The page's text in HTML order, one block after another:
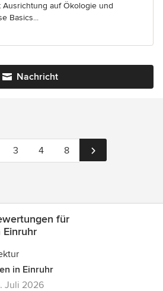
Ausrichtung auf Ökologie und
Basics...
Nachricht
3 4 8
für
in Einruhr
Juli 2026